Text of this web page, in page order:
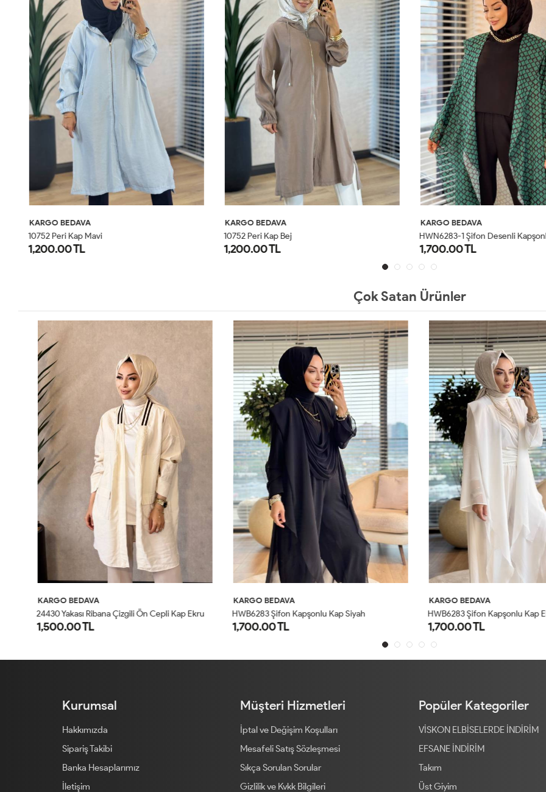
KARGO BEDAVA
10752 Peri Kap Mavi
1,200.00 TL
KARGO BEDAVA
10752 Peri Kap Bej
1,200.00 TL
KARGO BEDAVA
1,700.00 TL
Çok Satan Ürünler
KARGO BEDAVA
24430 Yakası Ribana Çizgili Ön Cepli Kap Ekru
1,500.00 TL
KARGO BEDAVA
HWB6283 Şifon Kapşonlu Kap Siyah
1,700.00 TL
KARGO BEDAVA
HWB6283 Şifon Kapşonlu Kap
1,700.00 TL
Kurumsal
Hakkımızda
Sipariş Takibi
Banka Hesaplarımız
İletişim
Müşteri Hizmetleri
İptal ve Değişim Koşulları
Mesafeli Satış Sözleşmesi
Sıkça Sorulan Sorular
Gizlilik ve Kvkk Bilgileri
Popüler Kategoriler
VİSKON ELBİSELERDE İNDİRİM
EFSANE İNDİRİM
Takım
Üst Giyim